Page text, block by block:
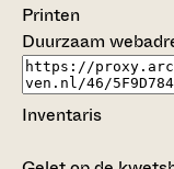
Printen
Duurzaam
Inventaris